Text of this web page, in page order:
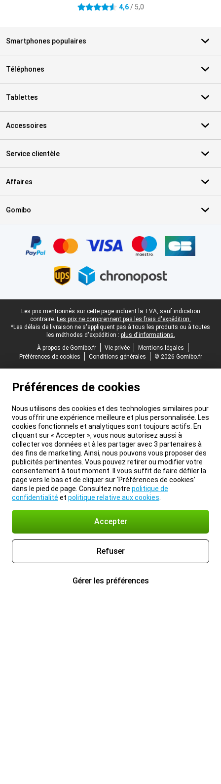
4.6 étoiles 4,6/ 5,0
Smartphones populaires
Téléphones
Tablettes
Accessoires
Service clientèle
Affaires
Gomibo
Pied-de-page légal
Les prix mentionnés sur cette page incluent la TVA, sauf indication
contraire. Les prix ne comprennent pas les frais d'expédition.
*Les délais de livraison ne s'appliquent pas à tous les produits ou à toutes
les méthodes d'expédition : plus d'informations.
À propos de Gomibo.fr
Vie privée
Mentions légales
Préférences de cookies
Conditions générales © 2026 Gomibo.fr
Préférences de cookies
Nous utilisons des cookies et des technologies similaires pour
vous offrir une expérience meilleure et plus personnalisée. Les
cookies fonctionnels et analytiques sont toujours actifs. En
cliquant sur « Accepter », vous nous autorisez aussi à
collecter vos données et à les partager avec 3 partenaires à
des fins de marketing. Ainsi, nous pouvons vous proposer des
publicités pertinentes. Vous pouvez retirer ou modifier votre
consentement à tout moment. Il vous suffit de faire défiler la
page vers le bas et de cliquer sur ‘Préférences de cookies’
dans le pied de page. Consultez notre politique de
confidentialité et politique relative aux cookies
Accepter
Refuser
Gérer les préférences